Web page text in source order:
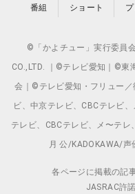
番組 ショート
©「かよチュー」実行委員
CO.,LTD. ｜©テレビ愛知｜©東
会｜©テレビ愛知・フリュー
ビ、中京テレビ、CBCテレビ
テレビ、CBCテレビ、メ〜テ
月 公/KADOKAWA/
各ページに掲載の記
JASRAC許